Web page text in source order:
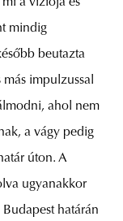
mindig
beutazta
impulzussal
ahol nem
a vágy pedig
úton. A
ugyanakkor
határán